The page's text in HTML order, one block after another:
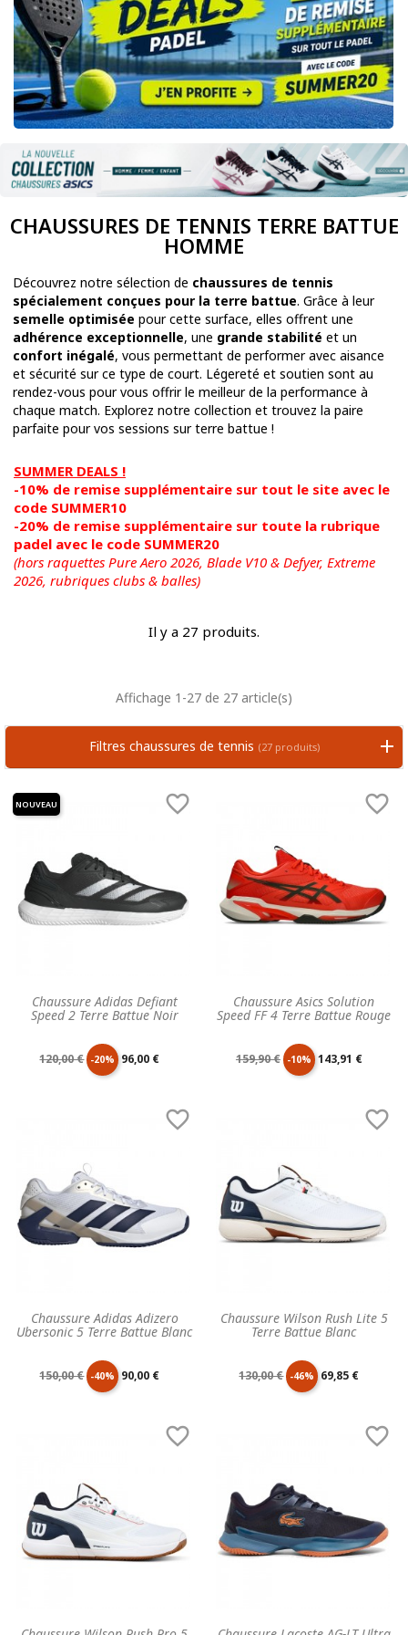
CHAUSSURES DE TENNIS TERRE BATTUE
HOMME
Découvrez notre sélection de chaussures de tennis
spécialement conçues pour la terre battue. Grâce à leur
semelle optimisée pour cette surface, elles offrent une
adhérence exceptionnelle, une grande stabilité et un
confort inégalé, vous permettant de performer avec aisance
et sécurité sur ce type de court. Légereté et soutien sont au
rendez-vous pour vous offrir le meilleur de la performance à
chaque match. Explorez notre collection et trouvez la paire
parfaite pour vos sessions sur terre battue !
SUMMER DEALS !
-10% de remise supplémentaire sur tout le site avec le
code SUMMER10
-20% de remise supplémentaire sur toute la rubrique
padel avec le code SUMMER20
(hors raquettes Pure Aero 2026, Blade V10 & Defyer, Extreme
2026, rubriques clubs & balles)
Il y a 27 produits.
Affichage 1-27 de 27 article(s)
Filtres chaussures de tennis (27 produits)
Chaussure Adidas Defiant
Speed 2 Terre Battue Noir

Prix
120,00 € -20% Prix
96,00 €
NOUVEAU
Chaussure Asics Solution
Speed FF 4 Terre Battue Rouge

Prix
159,90 € -10% Prix
143,91 €
Chaussure Adidas Adizero
Ubersonic 5 Terre Battue Blanc

Prix
150,00 € -40% Prix
90,00 €
Chaussure Wilson Rush Lite 5
Terre Battue Blanc

Prix
130,00 € -46% Prix
69,85 €
 